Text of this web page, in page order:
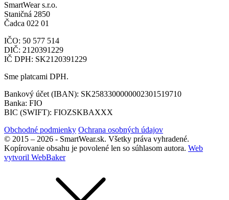
SmartWear s.r.o.
Staničná 2850
Čadca 022 01
IČO: 50 577 514
DIČ: 2120391229
IČ DPH: SK2120391229
Sme platcami DPH.
Bankový účet (IBAN): SK2583300000002301519710
Banka: FIO
BIC (SWIFT): FIOZSKBAXXX
Obchodné podmienky Ochrana osobných údajov
© 2015 – 2026 - SmartWear.sk. Všetky práva vyhradené.
Kopírovanie obsahu je povolené len so súhlasom autora. Web
vytvoril WebBaker